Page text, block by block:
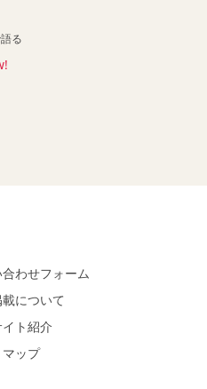
る
わせフォーム
について
ト紹介
ップ